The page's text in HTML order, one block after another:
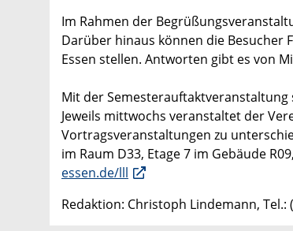
Im Rahmen der
Darüber hinaus können die
Essen stellen. Antworten gibt es von
Mit der
Jeweils mittwochs veranstaltet der
Vortragsveranstaltungen zu
im Raum D33, Etage 7 im Gebäude
essen.de/lll
Redaktion: Christoph Lindemann, Tel.: